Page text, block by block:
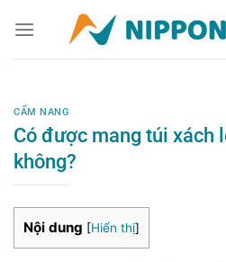
đến
nội
CẨM NANG
Có được mang túi xách
không?
Nội dung [Hiển thị]